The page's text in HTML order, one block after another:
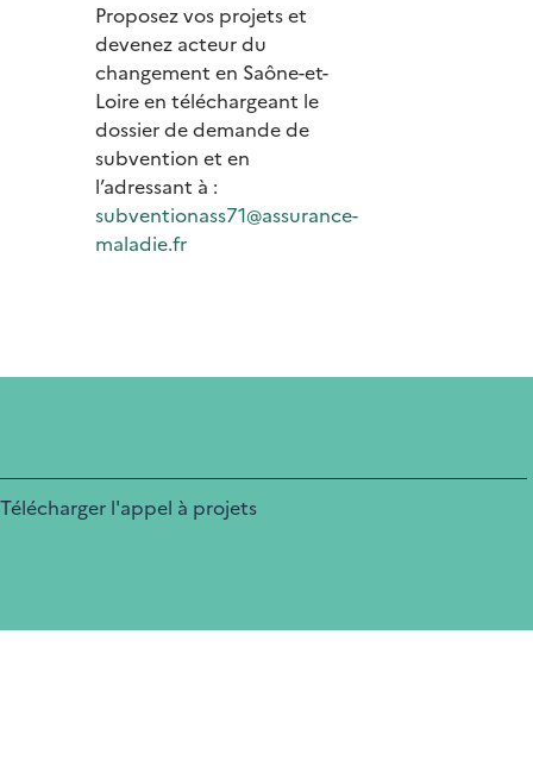
Proposez vos projets et
devenez acteur du
changement en Saône-et-
Loire en téléchargeant le
dossier de demande de
subvention et en
l’adressant à :
subventionass71@assurance-
maladie.fr
Télécharger l'appel à projets